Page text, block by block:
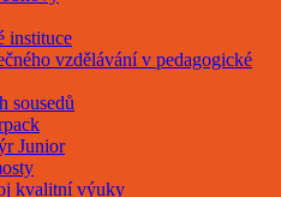
instituce
vzdělávání v pedagogické
sousedů
Junior
kvalitní výuky